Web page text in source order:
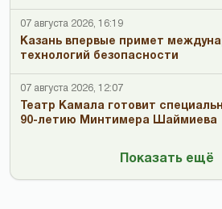
07 августа 2026, 16:19
Казань впервые примет
технологий безопасности
07 августа 2026, 12:07
Театр Камала готовит
90-летию Минтимера Шаймиева
Показать ещё